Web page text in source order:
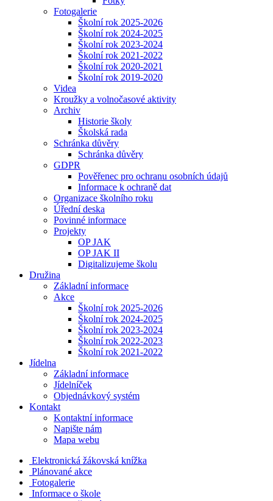
Fotogalerie
Školní rok 2025-2026
Školní rok 2024-2025
Školní rok 2023-2024
Školní rok 2021-2022
Školní rok 2020-2021
Školní rok 2019-2020
Videa
Kroužky a volnočasové aktivity
Archiv
Historie školy
Školská rada
Schránka důvěry
Schránka důvěry
GDPR
Pověřenec pro ochranu osobních údajů
Informace k ochraně dat
Organizace školního roku
Úřední deska
Povinné informace
Projekty
OP JAK
OP JAK II
Digitalizujeme školu
Družina
Základní informace
Akce
Školní rok 2025-2026
Školní rok 2024-2025
Školní rok 2023-2024
Školní rok 2022-2023
Školní rok 2021-2022
Jídelna
Základní informace
Jídelníček
Objednávkový systém
Kontakt
Kontaktní informace
Napište nám
Mapa webu
Elektronická žákovská knížka
Plánované akce
Fotogalerie
Informace o škole